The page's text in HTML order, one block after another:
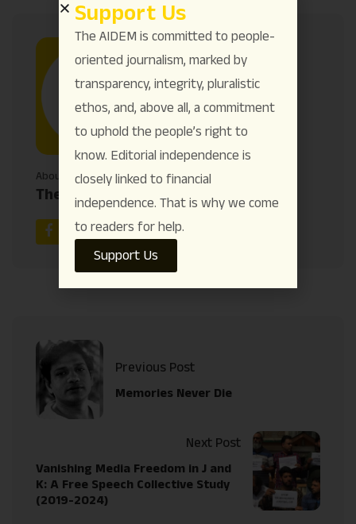
About Author
The AIDEM
Previous Post
Memories Never Die
Next Post
Vanishing Media Freedom in J and
K: A Free Speech Collective Study
(2019-2024)
Support Us
The AIDEM is committed to people-
oriented journalism, marked by
transparency, integrity, pluralistic
ethos, and, above all, a commitment
to uphold the people’s right to
know. Editorial independence is
closely linked to financial
independence. That is why we come
to readers for help.
Support Us